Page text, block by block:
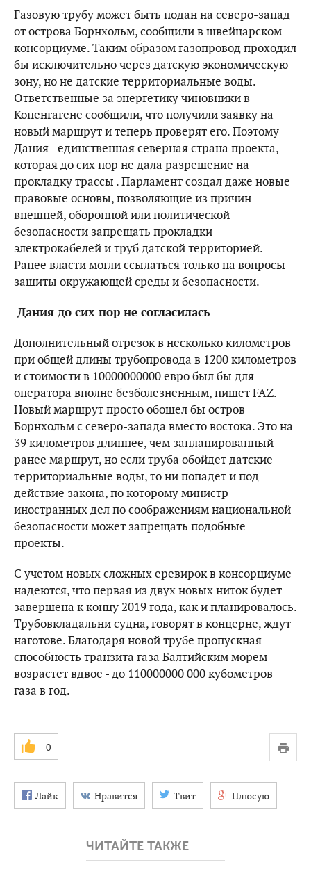
Газовую трубу может быть подан на северо-запад
от острова Борнхольм, сообщили в швейцарском
консорциуме. Таким образом газопровод проходил
бы исключительно через датскую экономическую
зону, но не датские территориальные воды.
Ответственные за энергетику чиновники в
Копенгагене сообщили, что получили заявку на
новый маршрут и теперь проверят его. Поэтому
Дания - единственная северная страна проекта,
которая до сих пор не дала разрешение на
прокладку трассы . Парламент создал даже новые
правовые основы, позволяющие из причин
внешней, оборонной или политической
безопасности запрещать прокладки
электрокабелей и труб датской территорией.
Ранее власти могли ссылаться только на вопросы
защиты окружающей среды и безопасности.
Дания до сих пор не согласилась
Дополнительный отрезок в несколько километров
при общей длины трубопровода в 1200 километров
и стоимости в 10000000000 евро был бы для
оператора вполне безболезненным, пишет FAZ.
Новый маршрут просто обошел бы остров
Борнхольм с северо-запада вместо востока. Это на
39 километров длиннее, чем запланированный
ранее маршрут, но если труба обойдет датские
территориальные воды, то ни попадет и под
действие закона, по которому министр
иностранных дел по соображениям национальной
безопасности может запрещать подобные
проекты.
С учетом новых сложных еревирок в консорциуме
надеются, что первая из двух новых ниток будет
завершена к концу 2019 года, как и планировалось.
Трубовкладальни судна, говорят в концерне, ждут
наготове. Благодаря новой трубе пропускная
способность транзита газа Балтийским морем
возрастет вдвое - до 110000000 000 кубометров
газа в год.
0
Лайк Нравится Твит Плюсую
ЧИТАЙТЕ ТАКЖЕ